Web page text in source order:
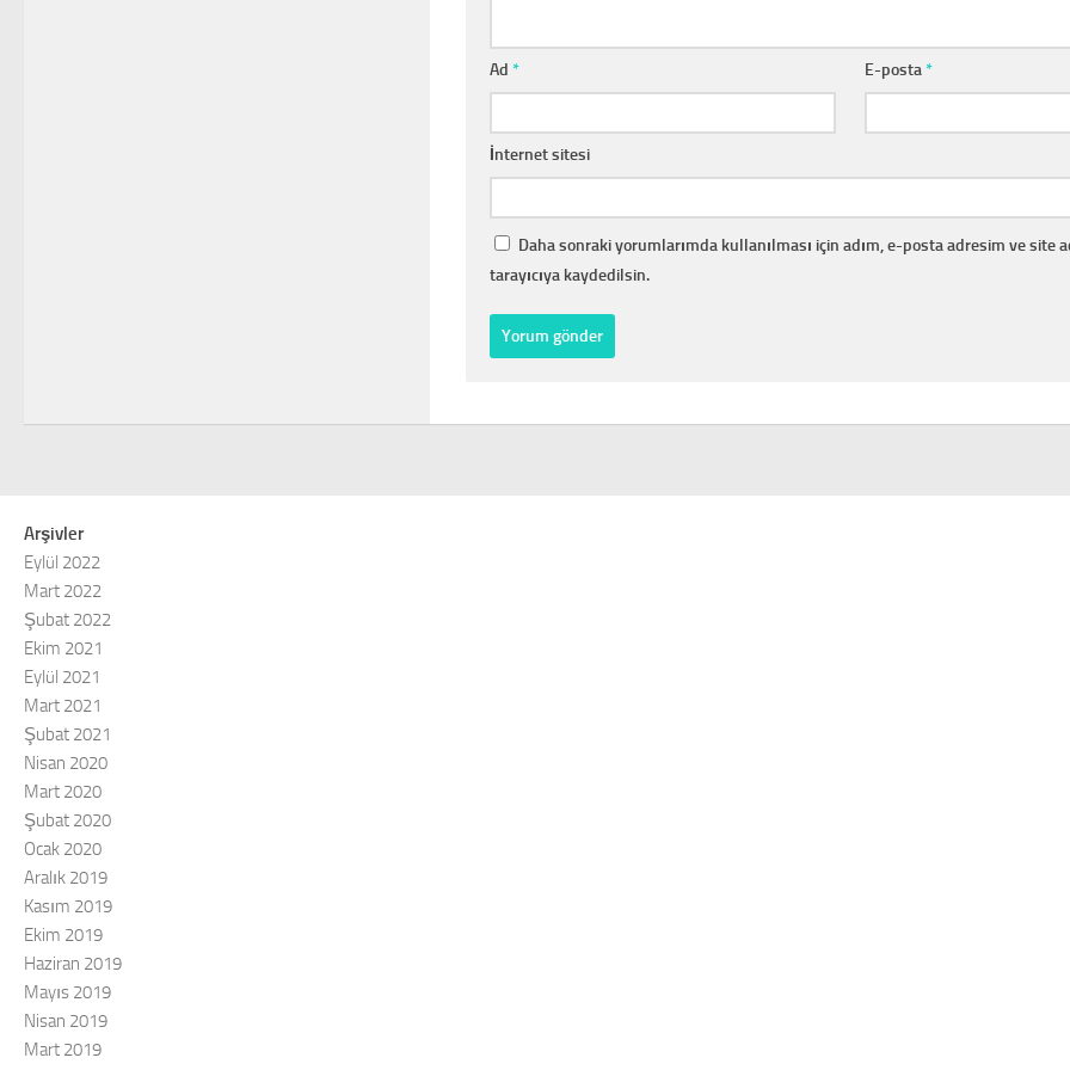
Ad * E-posta*
İnternet sitesi
Daha sonraki yorumlarımda kullanılması için adım, e-posta adresim ve site
tarayıcıya kaydedilsin.
Arşivler
Eylül 2022
Mart 2022
Şubat 2022
Ekim 2021
Eylül 2021
Mart 2021
Şubat 2021
Nisan 2020
Mart 2020
Şubat 2020
Ocak 2020
Aralık 2019
Kasım 2019
Ekim 2019
Haziran 2019
Mayıs 2019
Nisan 2019
Mart 2019